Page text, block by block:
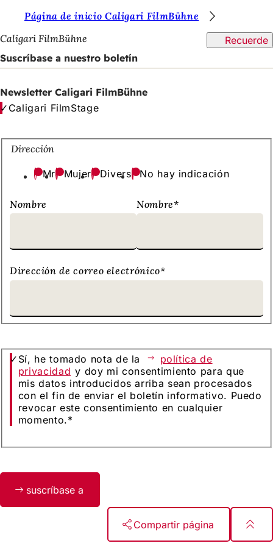
Saltar al contenido
s
t
s
a
Página de inicio Caligari FilmBühne
Caligari FilmBühne
Recuerde
Suscríbase a nuestro boletín
Newsletter Caligari FilmBühne
Caligari FilmStage
Dirección
Mr Mujer Divers No hay indicación
Nombre Nombre*
Dirección de correo electrónico*
Sí, he tomado nota de la
política de
privacidad y doy mi consentimiento para que
mis datos introducidos arriba sean procesados
con el fin de enviar el boletín informativo. Puedo
revocar este consentimiento en cualquier
momento.*
Bitte
lassen
Sie
suscríbase a
Compartir página